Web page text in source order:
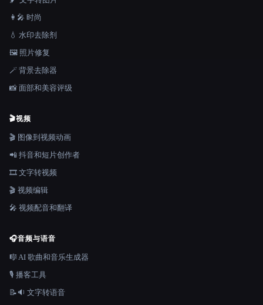
👩‍🎤 时尚
💧 水印去除剂
🖼️ 照片修复
🪄 背景去除器
📸 面部和美容评级
🎬视频
🎬 图像到视频动画
📲 抖音和短片创作者
🎞️ 文字转视频
🎬 视频编辑
🎤 视频配音和翻译
🎧音频与语音
🎼 AI 歌曲和音乐生成器
🎙️ 播客工具
📝🔉 文字转语音